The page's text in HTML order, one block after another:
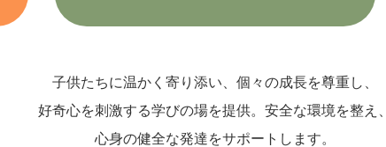
子供たちに温かく寄り添い、個々の成長を尊重し、
好奇心を刺激する学びの場を提供。安全な環境を整え、
心身の健全な発達をサポートします。